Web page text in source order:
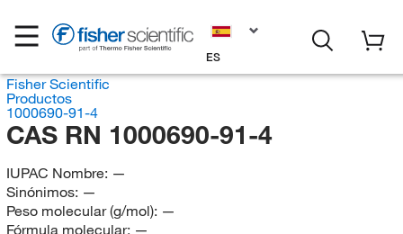
ES
Fisher Scientific
Productos
1000690-91-4
CAS RN 1000690-91-4
IUPAC Nombre: —
Sinónimos: —
Peso molecular (g/mol): —
Fórmula molecular: —